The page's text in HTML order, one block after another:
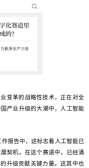
变革的战略性技术，正在对全
产业升级的大潮中，人工智能
报告中，这标志着人工智能已
契机。在这个赛道中，已经涌
升级贡献关键力量。这其中也